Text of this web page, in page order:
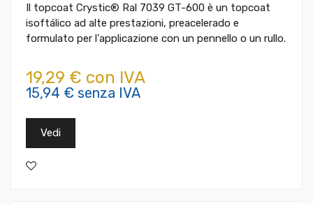
Il topcoat Crystic® Ral 7039 GT-600 è un topcoat
isoftálico ad alte prestazioni, preacelerado e
formulato per l'applicazione con un pennello o un rullo.
19,29 € con IVA
15,94 € senza IVA
Vedi